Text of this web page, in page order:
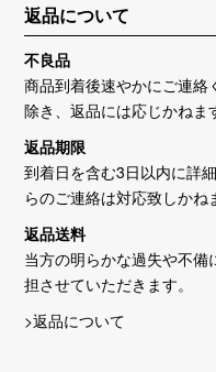
返品について
不良品
商品到着後速やかにご連絡
除き、返品には応じかねま
返品期限
到着日を含む3日以内に詳
らのご連絡は対応致しかね
返品送料
当方の明らかな過失や不備
担させていただきます。
>返品について